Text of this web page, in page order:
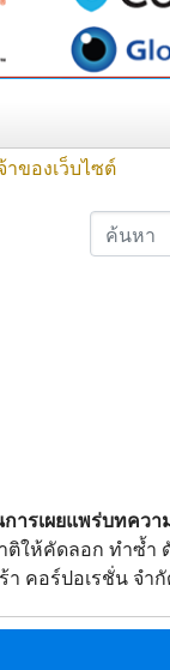
ของเว็บไซต์
ารเผยแพร่บทควา
ให้คัดลอก ทำซ้ำ
คอร์ปอเรชั่น จำ